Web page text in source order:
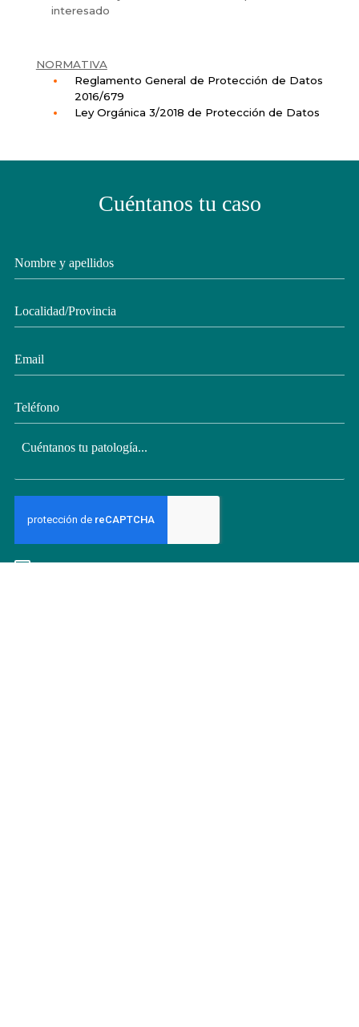
interesado
NORMATIVA
Reglamento General de Protección de Datos
2016/679
Ley Orgánica 3/2018 de Protección de Datos
Cuéntanos tu caso